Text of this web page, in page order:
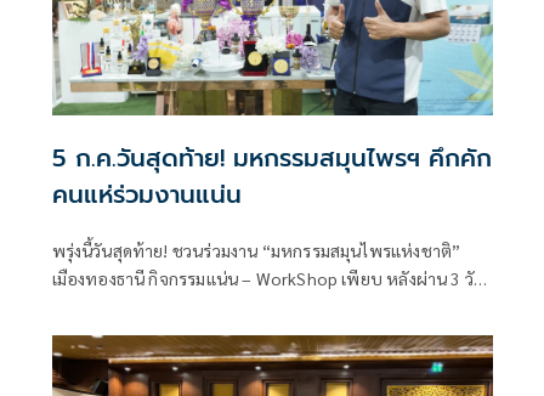
5 ก.ค.วันสุดท้าย! มหกรรมสมุนไพรฯ คึกคัก
คนแห่ร่วมงานแน่น
พรุ่งนี้วันสุดท้าย! ชวนร่วมงาน “มหกรรมสมุนไพรแห่งชาติ”
เมืองทองธานี กิจกรรมแน่น – WorkShop เพียบ หลังผ่าน 3 วัน